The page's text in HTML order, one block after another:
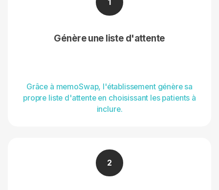
1
Génère une liste d'attente
Grâce à memoSwap, l'établissement génère sa
propre liste d'attente en choisissant les patients à
inclure.
2